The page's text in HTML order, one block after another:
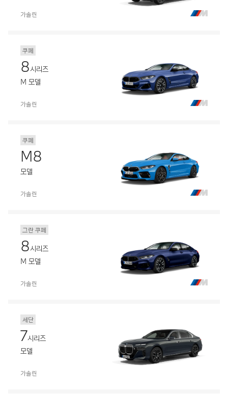
가솔린
쿠페
8시리즈
M 모델
가솔린
쿠페
M8
모델
가솔린
그란 쿠페
8시리즈
M 모델
가솔린
세단
7시리즈
모델
가솔린